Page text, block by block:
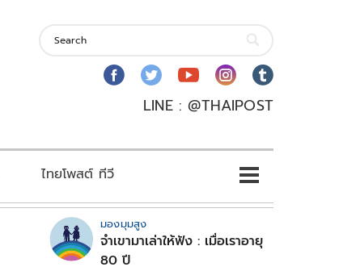
LINE : @THAIPOST
ไทยโพสต์ ทีวี
มองมุมสูง
จำเขามาเล่าให้ฟัง : เมื่อเราอายุ
80 ปี